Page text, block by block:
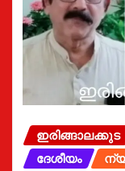
ഇരിങ്ങാലക്കുട
ദേശീയം